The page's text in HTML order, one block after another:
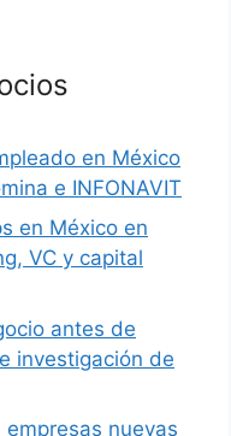
en México
e INFONAVIT
en México en
VC y capital
antes de
investigación de
nuevas